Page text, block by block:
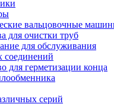
вальцовочные
для очистки труб
для обслуживания
соединений
для герметизации конца